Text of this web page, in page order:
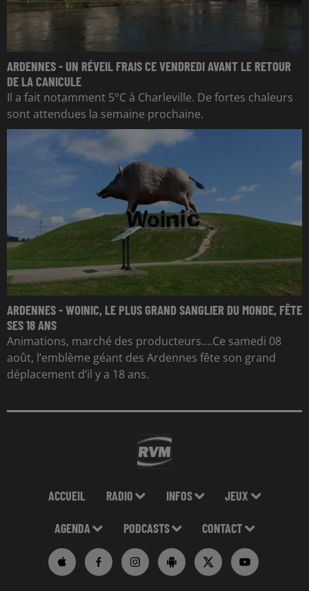
ARDENNES - UN RÉVEIL FRAIS CE VENDREDI AVANT LE RETOUR
DE LA CANICULE
Il a fait notamment 5°C à Charleville. De fortes chaleurs
sont attendues la semaine prochaine.
ARDENNES - WOINIC, LE PLUS GRAND SANGLIER DU MONDE, FÊTE
SES 18 ANS
Animations, marché des producteurs....Ce samedi 08
août, l’emblème géant des Ardennes fête son grand
déplacement d’il y a 18 ans.
ACCUEIL RADIO INFOS JEUX
AGENDA PODCASTS CONTACT